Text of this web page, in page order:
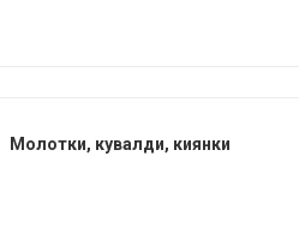
Молотки, кувалди, киянки